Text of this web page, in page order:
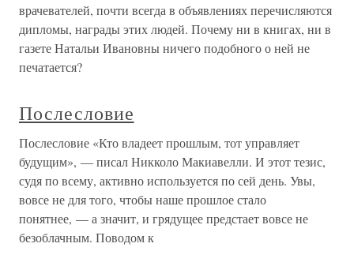
врачевателей, почти всегда в объявлениях перечисляются
дипломы, награды этих людей. Почему ни в книгах, ни в
газете Натальи Ивановны ничего подобного о ней не
печатается?
Послесловие
Послесловие «Кто владеет прошлым, тот управляет
будущим», — писал Никколо Макиавелли. И этот тезис,
судя по всему, активно используется по сей день. Увы,
вовсе не для того, чтобы наше прошлое стало
понятнее, — а значит, и грядущее предстает вовсе не
безоблачным. Поводом к